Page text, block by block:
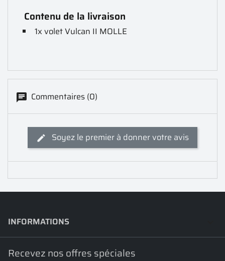
Contenu de la livraison
1x volet Vulcan II MOLLE
Commentaires (0)
Soyez le premier à donner votre avis
INFORMATIONS
Recevez nos offres spéciales